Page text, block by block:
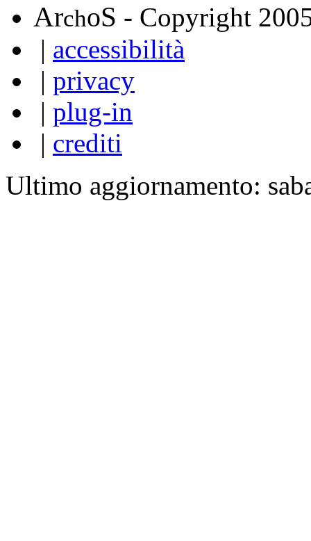
ArchoS - Copyright
| accessibilità
| privacy
| plug-in
| crediti
Ultimo aggiornamento: